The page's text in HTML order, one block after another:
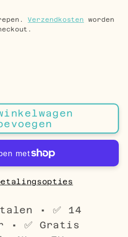
Verzendkosten worden
• ✅ 14
• ✅ Gratis